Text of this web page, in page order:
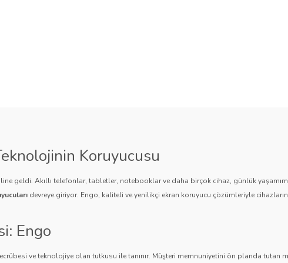
Koruyucusu
geldi. Akıllı telefonlar, tabletler, notebooklar ve daha birçok cihaz, günlük
devreye giriyor. Engo, kaliteli ve yenilikçi ekran koruyucu çözümleriyle
Engo
ve teknolojiye olan tutkusu ile tanınır. Müşteri memnuniyetini ön planda tutan